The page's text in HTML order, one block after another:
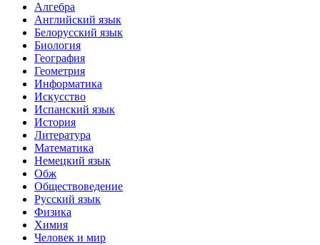
Алгебра
Английский язык
Белорусский язык
Биология
География
Геометрия
Информатика
Искусство
Испанский язык
История
Литература
Математика
Немецкий язык
Обж
Обществоведение
Русский язык
Физика
Химия
Человек и мир